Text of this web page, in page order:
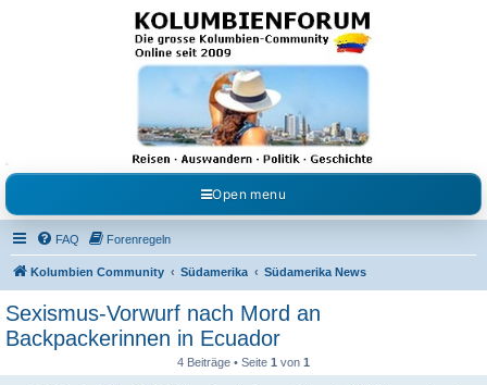
Kolumbienforum - Das
grosse Forum der
Freunde Kolumbiens
Reisen, Auswandern, Kultur, Politik, Geschichte und Visum in Kolumbien und Venezuela.
Austausch, Erfahrungen und Gemeinschaft im Kolumbienforum
Open menu
FAQ Forenregeln
Kolumbien Community Südamerika Südamerika News
Sexismus-Vorwurf nach Mord an
Backpackerinnen in Ecuador
4 Beiträge • Seite 1 von 1